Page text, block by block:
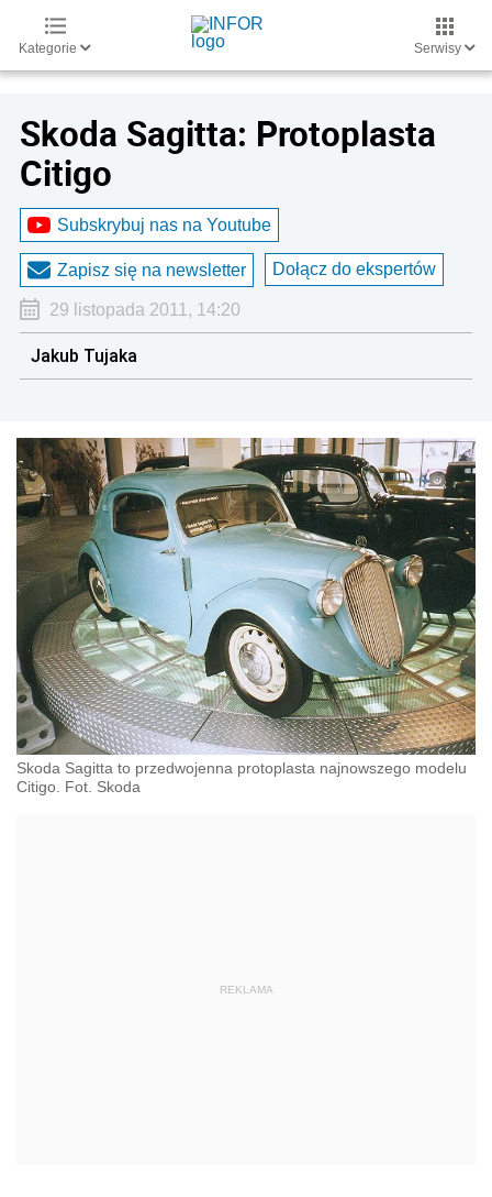
Kategorie Serwisy
Skoda Sagitta: Protoplasta
Citigo
Subskrybuj nas na Youtube
Zapisz się na newsletter Dołącz do ekspertów
29 listopada 2011, 14:20
Jakub Tujaka
Skoda Sagitta to przedwojenna protoplasta najnowszego modelu
Citigo. Fot. Skoda